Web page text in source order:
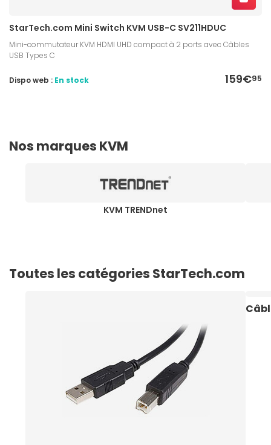
StarTech.com Mini Switch KVM USB-C SV211HDUC
Mini-commutateur KVM HDMI UHD compact à 2 ports avec Câbles
USB Types C
159€95
Dispo web : En stock
Nos marques KVM
KVM TRENDnet
Toutes les catégories StarTech.com